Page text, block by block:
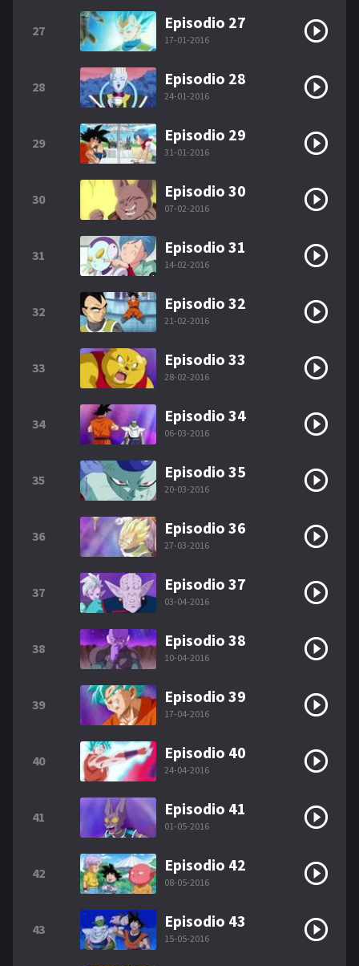
27 Episodio 27
17-01-2016
28 Episodio 28
24-01-2016
29 Episodio 29
31-01-2016
30 Episodio 30
07-02-2016
31 Episodio 31
14-02-2016
32 Episodio 32
21-02-2016
33 Episodio 33
28-02-2016
34 Episodio 34
06-03-2016
35 Episodio 35
20-03-2016
36 Episodio 36
27-03-2016
37 Episodio 37
03-04-2016
38 Episodio 38
10-04-2016
39 Episodio 39
17-04-2016
40 Episodio 40
24-04-2016
41 Episodio 41
01-05-2016
42 Episodio 42
08-05-2016
43 Episodio 43
15-05-2016